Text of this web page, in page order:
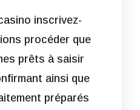
inscrivez-
procéder que
prêts à saisir
ainsi que
préparés